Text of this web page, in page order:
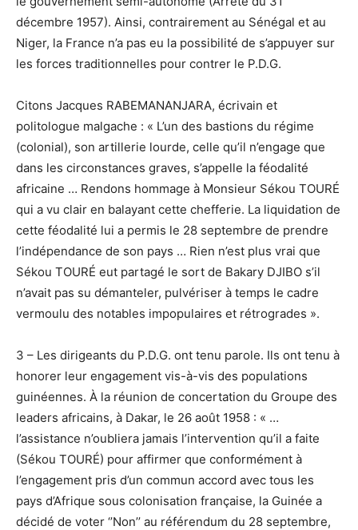
décembre 1957). Ainsi, contrairement au Sénégal et au
Niger, la France n’a pas eu la possibilité de s’appuyer sur
les forces traditionnelles pour contrer le P.D.G.
Citons Jacques RABEMANANJARA, écrivain et
politologue malgache : « L’un des bastions du régime
(colonial), son artillerie lourde, celle qu’il n’engage que
dans les circonstances graves, s’appelle la féodalité
africaine … Rendons hommage à Monsieur Sékou TOURÉ
qui a vu clair en balayant cette chefferie. La liquidation de
cette féodalité lui a permis le 28 septembre de prendre
l’indépendance de son pays … Rien n’est plus vrai que
Sékou TOURÉ eut partagé le sort de Bakary DJIBO s’il
n’avait pas su démanteler, pulvériser à temps le cadre
vermoulu des notables impopulaires et rétrogrades ».
3 – Les dirigeants du P.D.G. ont tenu parole. Ils ont tenu à
honorer leur engagement vis-à-vis des populations
guinéennes. À la réunion de concertation du Groupe des
leaders africains, à Dakar, le 26 août 1958 : « …
l’assistance n’oubliera jamais l’intervention qu’il a faite
(Sékou TOURÉ) pour affirmer que conformément à
l’engagement pris d’un commun accord avec tous les
pays d’Afrique sous colonisation française, la Guinée a
décidé de voter ‘’Non’’ au référendum du 28 septembre,